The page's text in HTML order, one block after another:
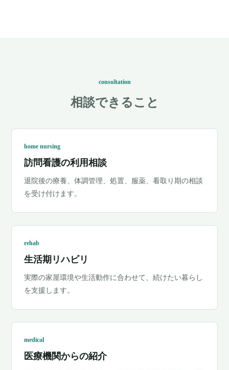
consultation
相談できること
home nursing
訪問看護の利用相談
退院後の療養、体調管理、処置、服薬、看取り期の相談
を受け付けます。
rehab
生活期リハビリ
実際の家屋環境や生活動作に合わせて、続けたい暮らし
を支援します。
medical
医療機関からの紹介